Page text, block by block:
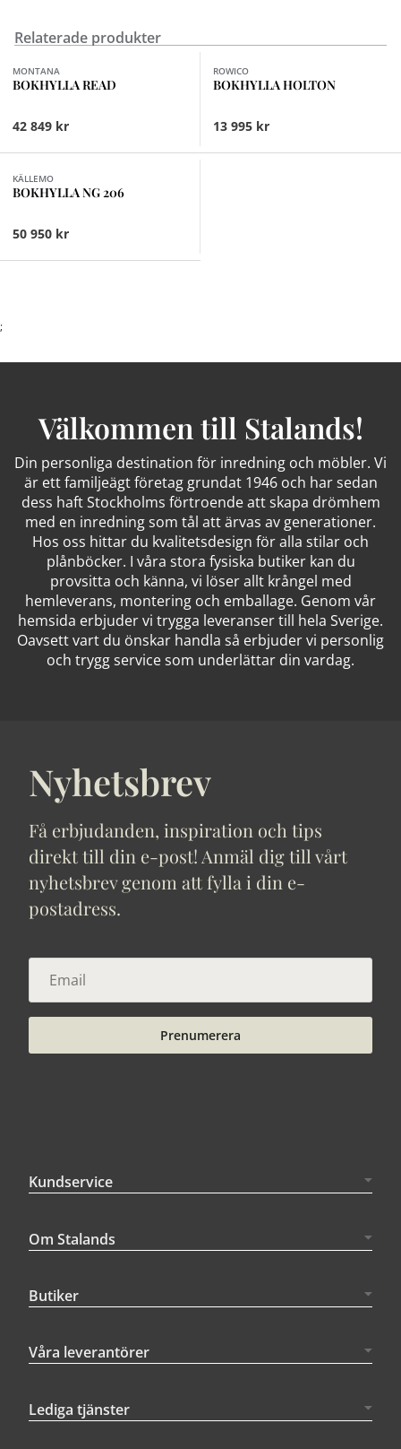
Relaterade produkter
Finns i fler val (8)
MONTANA
BOKHYLLA READ
42 849 kr
ROWICO
BOKHYLLA HOLTON
13 995 kr
KÄLLEMO
BOKHYLLA NG 206
50 950 kr
;
Välkommen till Stalands!
Din personliga destination för inredning och möbler. Vi
är ett familjeägt företag grundat 1946 och har sedan
dess haft Stockholms förtroende att skapa drömhem
med en inredning som tål att ärvas av generationer.
Hos oss hittar du kvalitetsdesign för alla stilar och
plånböcker. I våra stora fysiska butiker kan du
provsitta och känna, vi löser allt krångel med
hemleverans, montering och emballage. Genom vår
hemsida erbjuder vi trygga leveranser till hela Sverige.
Oavsett vart du önskar handla så erbjuder vi personlig
och trygg service som underlättar din vardag.
Nyhetsbrev
Få erbjudanden, inspiration och tips
direkt till din e-post! Anmäl dig till vårt
nyhetsbrev genom att fylla i din e-
postadress.
Prenumerera
Kundservice
Om Stalands
Butiker
Våra leverantörer
Lediga tjänster